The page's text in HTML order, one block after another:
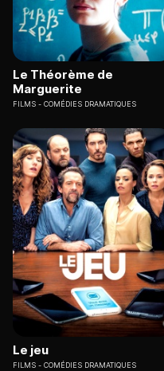
Le Théorème de
Marguerite
FILMS COMÉDIES DRAMATIQUES
Le jeu
FILMS COMÉDIES DRAMATIQUES